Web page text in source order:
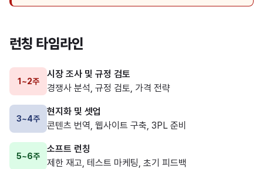
런칭 타임라인
1~2주
시장 조사 및 규정 검토
경쟁사 분석, 규정 검토, 가격 전략
3~4주
현지화 및 셋업
콘텐츠 번역, 웹사이트 구축, 3PL 준비
5~6주
소프트 런칭
제한 재고, 테스트 마케팅, 초기 피드백